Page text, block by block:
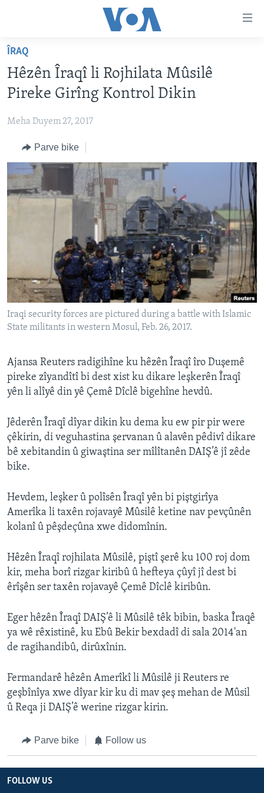
Yekser
naveroka
serekî
here
serekî
Yekser
here
Lêgerînê
NÛÇE
FOTO GALERÎ
RADYO
HEVPEYVÎN
HERÊMÊN KURDAN
AMERÎKA
TIRKÎYE
SÛRÎYE
ÎRAQ
ÇAND Û HUNER
SERNIVÎS
SORANÎ
FOLLOW US
Zimanên Din
ÎRAQ
Hêzên Îraqî li Rojhilata Mûsilê
Pireke Girîng Kontrol Dikin
Meha Duyem 27, 2017
Parve bike
Iraqi security forces are pictured during a battle with Islamic
State militants in western Mosul, Feb. 26, 2017.
Ajansa Reuters radigihîne ku hêzên Îraqî îro Duşemê
pireke zîyandîtî bi dest xist ku dikare leşkerên Îraqî
yên li alîyê din yê Çemê Dîclê bigehîne hevdû.
Jêderên Îraqî dîyar dikin ku dema ku ew pir pir were
çêkirin, di veguhastina şervanan û alavên pêdivî dikare
bê xebitandin û giwaştina ser mîlîtanên DAIŞ’ê jî zêde
bike.
Hevdem, leşker û polîsên Îraqî yên bi piştgirîya
Amerîka li taxên rojavayê Mûsilê ketine nav pevçûnên
kolanî û pêşdeçûna xwe didomînin.
Hêzên Îraqî rojhilata Mûsilê, piştî şerê ku 100 roj dom
kir, meha borî rizgar kiribû û hefteya çûyî jî dest bi
êrîşên ser taxên rojavayê Çemê Dîclê kiribûn.
Eger hêzên Îraqî DAIŞ’ê li Mûsilê têk bibin, baska Îraqê
ya wê rêxistinê, ku Ebû Bekir bexdadî di sala 2014'an
de ragihandibû, dirûxînin.
Fermandarê hêzên Amerîkî li Mûsilê ji Reuters re
geşbînîya xwe dîyar kir ku di mav şeş mehan de Mûsil
û Reqa ji DAIŞ’ê werine rizgar kirin.
Parve bike Follow us
FOLLOW US